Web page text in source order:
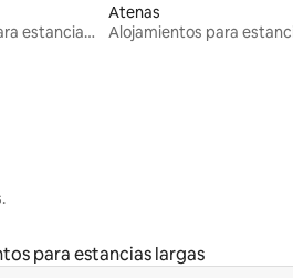
Alojamientos para estancias largas
Atenas
para estancias largas